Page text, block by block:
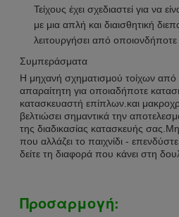
Τείχους έχει σχεδιαστεί για να
με μια απλή και διαισθητική
λειτουργήσει από οποιονδήποτε
Συμπεράσματα
Η μηχανή σχηματισμού τοίχων από
απαραίτητη για οποιαδήποτε
κατασκευαστή επίπλων.και
βελτιώσει σημαντικά την
της διαδικασίας κατασκευής
που αλλάζει το παιχνίδι -
δείτε τη διαφορά που κάνει στη
Προσαρμογή: